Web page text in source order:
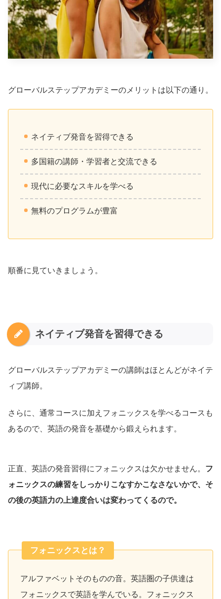
グローバルステップアカデミーのメリットは以下の通り。
ネイティブ発音を習得できる
多国籍の講師・学習者と交流できる
現代に必要なスキルを学べる
無料のプログラムが豊富
順番に見ていきましょう。
ネイティブ発音を習得できる
グローバルステップアカデミーの講師はほとんどがネイテ
ィブ講師。
さらに、通常コースに加えフォニックスを学べるコースも
あるので、英語の発音を基礎から鍛えられます。
正直、英語の発音習得にフォニックスは欠かせません。 フ
ォニックスの練習をしっかりこなすかこなさないかで、そ
の後の英語力の上達度合いは変わってくるので。
フォニックスとは？
アルファベットそのものの音。英語圏の子供達は
フォニックスで英語を学んでいる。フォニックス